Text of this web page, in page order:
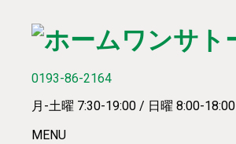
0193-86-2164
月-土曜 7:30-19:00 / 日曜 8:00-18:00
MENU